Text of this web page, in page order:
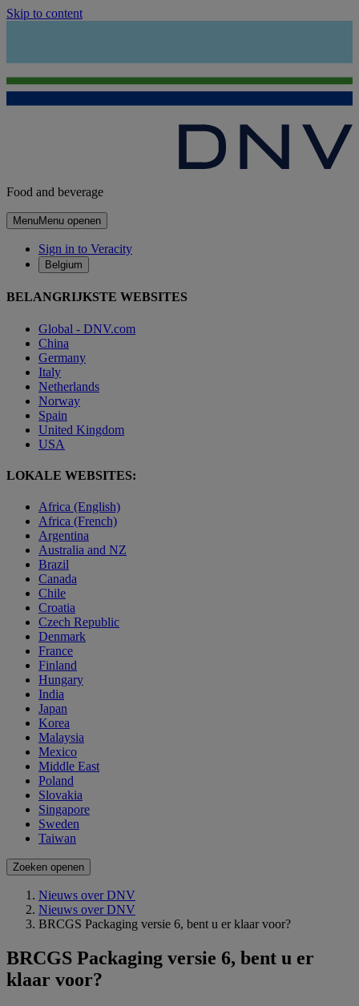
Skip to content
Food and beverage
MenuMenu openen
Sign in to Veracity
Belgium
BELANGRIJKSTE WEBSITES
Global - DNV.com
China
Germany
Italy
Netherlands
Norway
Spain
United Kingdom
USA
LOKALE WEBSITES:
Africa (English)
Africa (French)
Argentina
Australia and NZ
Brazil
Canada
Chile
Croatia
Czech Republic
Denmark
France
Finland
Hungary
India
Japan
Korea
Malaysia
Mexico
Middle East
Poland
Slovakia
Singapore
Sweden
Taiwan
Zoeken openen
Nieuws over DNV
Nieuws over DNV
BRCGS Packaging versie 6, bent u er klaar voor?
BRCGS Packaging versie 6, bent u er
klaar voor?